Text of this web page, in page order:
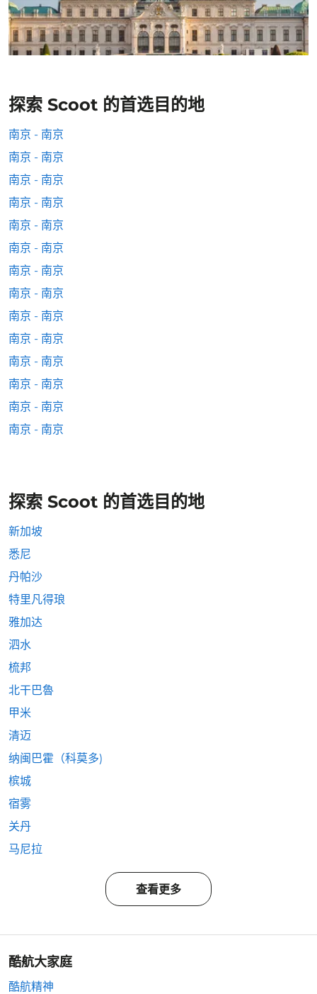
探索 Scoot 的首选目的地
南京 - 南京
南京 - 南京
南京 - 南京
南京 - 南京
南京 - 南京
南京 - 南京
南京 - 南京
南京 - 南京
南京 - 南京
南京 - 南京
南京 - 南京
南京 - 南京
南京 - 南京
南京 - 南京
探索 Scoot 的首选目的地
新加坡
悉尼
丹帕沙
特里凡得琅
雅加达
泗水
梳邦
北干巴魯
甲米
清迈
纳闽巴霍（科莫多)
槟城
宿雾
关丹
马尼拉
查看更多
酷航大家庭
酷航精神